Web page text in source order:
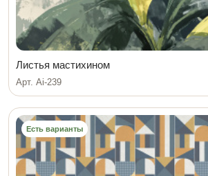
Листья мастихином
Арт. Ai-239
Есть варианты